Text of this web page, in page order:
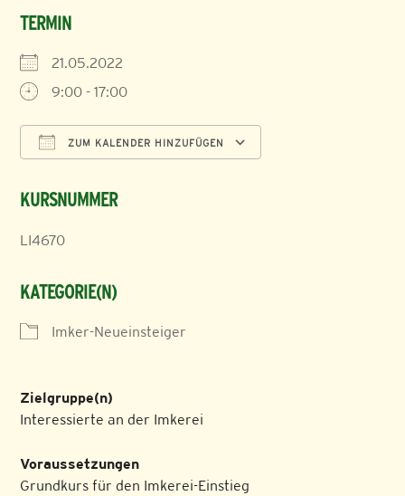
TERMIN
21.05.2022
9:00 - 17:00
ZUM KALENDER HINZUFÜGEN
KURSNUMMER
LI4670
KATEGORIE(N)
Imker-Neueinsteiger
Zielgruppe(n)
Interessierte an der Imkerei
Voraussetzungen
Grundkurs für den Imkerei-Einstieg